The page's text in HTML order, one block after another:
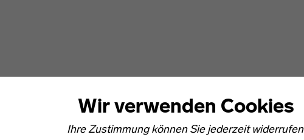
Wir verwenden Cookies
Ihre Zustimmung können Sie jederzeit